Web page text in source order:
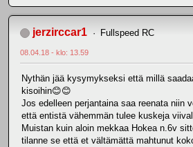
jerzirccar1 Fullspeed RC
08.04.18 - klo: 13.59
Nythän jää kysymykseksi että millä
kisoihin😊😊
Jos edelleen perjantaina saa reenata niin
että entistä vähemmän tulee kuskeja
Muistan kuin aloin mekkaa Hokea n.6v
tilanne se että et vältämättä mahtunut